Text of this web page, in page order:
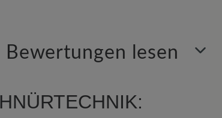
Bewertungen lesen
Sortiert nach